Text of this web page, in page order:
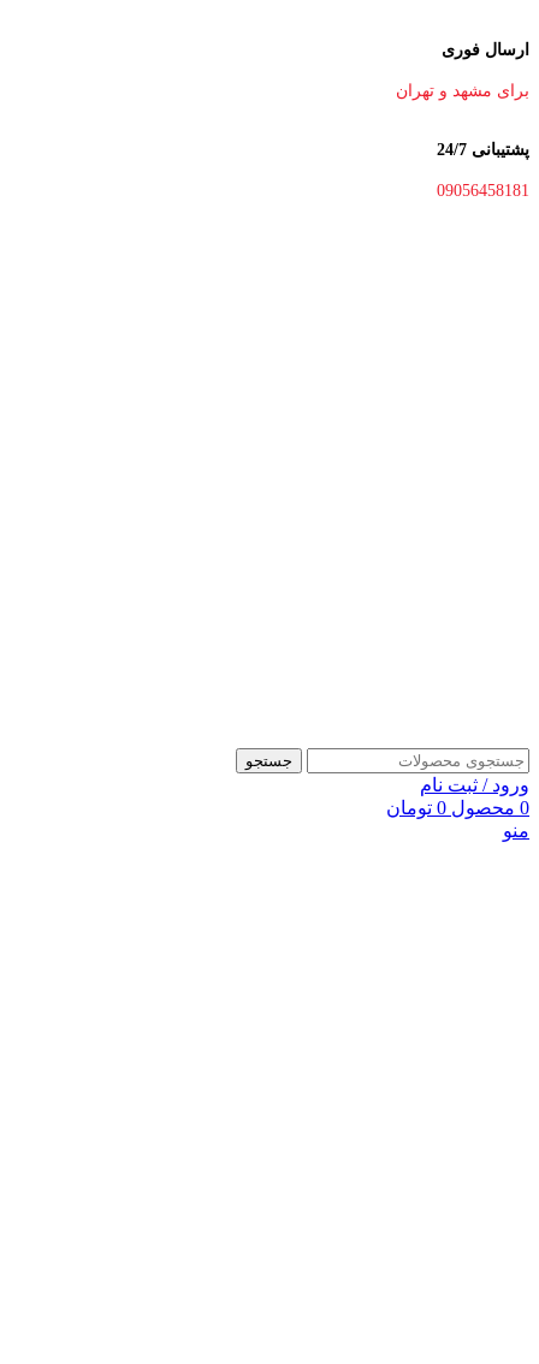
ارسال فوری
برای مشهد و تهران
پشتیبانی 24/7
09056458181
جستجو
ورود / ثبت نام
0 محصول 0 تومان
منو